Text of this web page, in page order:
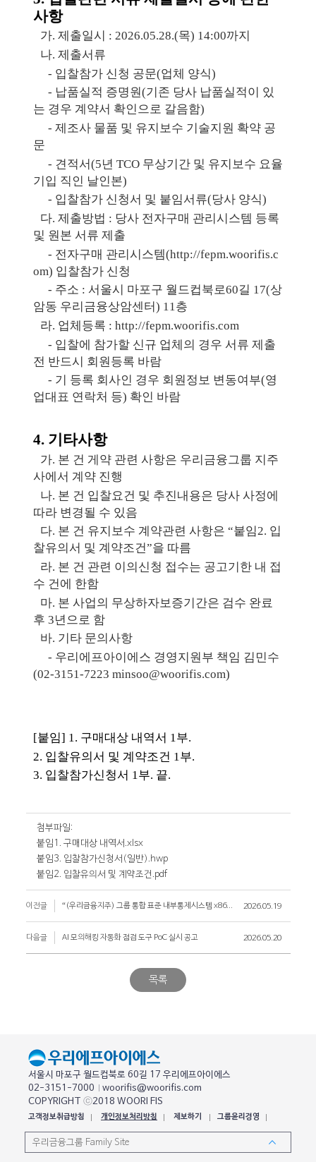
사항
​가.제출일시 :2026.05.28.(목) 14:00까지
​나.제출서류
​- 입찰참가 신청 공문(업체 양식)
​- 납품실적 증명원(기존 당사 납품실적이 있
는 경우 계약서 확인으로 갈음함)
​-제조사 물품 및 유지보수 기술지원 확약 공
문
​- 견적서(5년TCO 무상기간 및 유지보수 요율
기입 직인 날인본)
​- 입찰참가 신청서 및 붙임서류(당사 양식)
​다.제출방법 : 당사 전자구매 관리시스템 등록
및 원본 서류 제출
​- 전자구매 관리시스템(http://fepm.woorifis.c
om) 입찰참가 신청
​- 주소 : 서울시 마포구 월드컵북로60길 17(상
암동 우리금융상암센터 ) 11층
​라. 업체등록 :http://fepm.woorifis.com
​- 입찰에 참가할 신규 업체의 경우 서류 제출
전 반드시 회원등록 바람
​- 기 등록 회사인 경우 회원정보 변동여부(영
업대표 연락처 등) 확인 바람
4. 기타사항
​가. 본 건 게약 관련 사항은 우리금융그룹 지주
사에서 계약 진행
​나. 본 건 입찰요건 및 추진내용은 당사 사정에
따라 변경될 수 있음
​다. 본 건 유지보수 계약관련 사항은“붙임2. 입
찰유의서 및 계약조건”을 따름
​라. 본 건 관련 이의신청 접수는 공고기한 내 접
수 건에 한함
​마. 본 사업의 무상하자보증기간은 검수 완료
후 3년 으로 함
​바. 기타 문의사항
​- 우리에프아이에스 경영지원부 책임 김민수
(02-3151-7223 minsoo@woorifis.com)
[붙임] 1. 구매대상 내역서 1부.
2. 입찰유의서 및 계약조건 1 부.
3. 입찰참가신청서 1부. 끝.
첨부파일:
붙임1. 구매대상 내역서.xlsx
붙임3. 입찰참가신청서(일반).hwp
붙임2. 입찰유의서 및 계약조건.pdf
이전글 “(우리금융지주) 그룹 통합 표준 내부통제시스템 x86서버 구매대행” 입찰 공고 2026.05.19
다음글 AI 모의해킹 자동화 점검 도구 PoC 실시 공고 2026.05.20
목록
서울시 마포구 월드컵북로 60길 17 우리에프아이에스
02-3151-7000
woorifis@woorifis.com
COPYRIGHT ⓒ2018 WOORI FIS
우리금융그룹 Family Site
고객정보취급방침 개인정보처리방침 제보하기 그룹윤리경영